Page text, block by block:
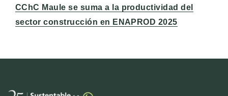
Entrada
siguiente:
CChC Maule se suma a la productividad del
sector construcción en ENAPROD 2025